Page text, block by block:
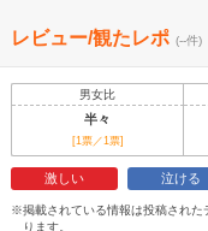
レビュー/観たレポ (--件)
男女比
半々
[1票／1票]
激しい 泣ける
※掲載されている情報は投稿された
ります。